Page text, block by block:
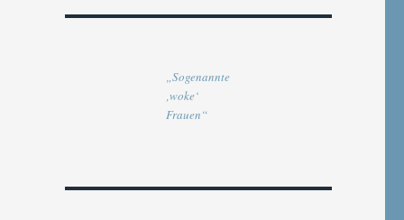
„Sogenannte
‚woke‘
Frauen“